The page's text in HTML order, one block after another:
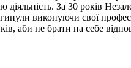
За 30 років
виконуючи свої
аби не брати на себе